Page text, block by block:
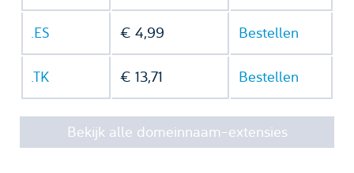
.ES € 4,99 Bestellen
.TK € 13,71 Bestellen
Bekijk alle domeinnaam-extensies